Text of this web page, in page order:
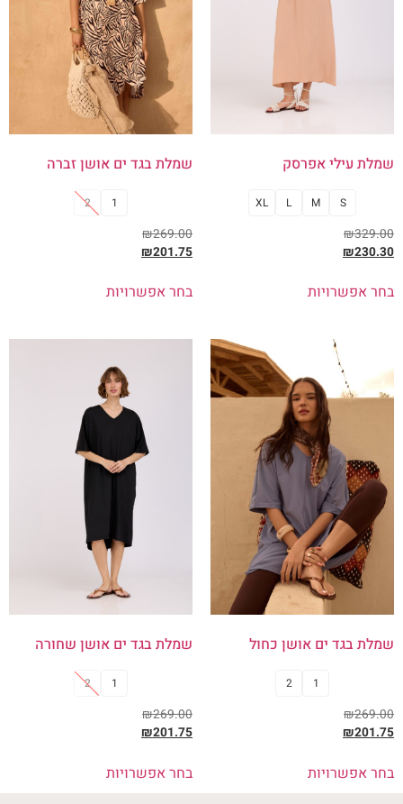
שמלת עילי אפרסק
S
M
L
XL
₪329.00
₪230.30
בחר אפשרויות
שמלת בגד ים אושן זברה
1
2
₪269.00
₪201.75
בחר אפשרויות
שמלת בגד ים אושן כחול
1
2
₪269.00
₪201.75
בחר אפשרויות
שמלת בגד ים אושן שחורה
1
2
₪269.00
₪201.75
בחר אפשרויות